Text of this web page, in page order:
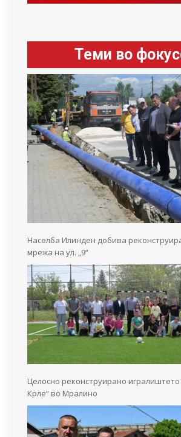
Теми во
Населба Илинден добива
мрежа на ул. „9“
Целосно реконструирано
Крле“ во Мралино